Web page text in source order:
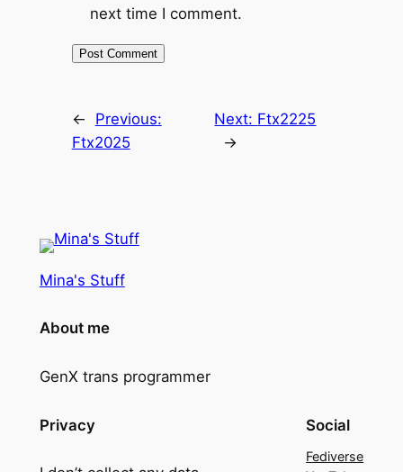
next time I comment.
←
Previous:
Ftx2025
Next: Ftx2225
→
Mina's Stuff
About me
GenX trans programmer
Privacy Social
Fediverse